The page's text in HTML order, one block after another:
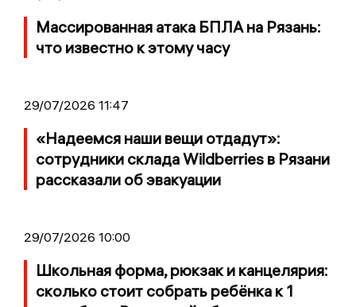
Массированная атака БПЛА на Рязань:
что известно к этому часу
29/07/2026 11:47
«Надеемся наши вещи отдадут»:
сотрудники склада Wildberries в Рязани
рассказали об эвакуации
29/07/2026 10:00
Школьная форма, рюкзак и канцелярия:
сколько стоит собрать ребёнка к 1